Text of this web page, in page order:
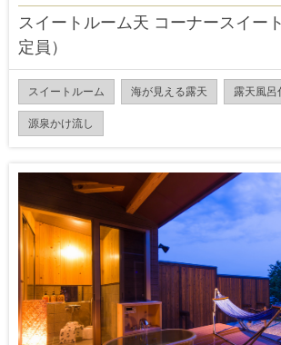
スイートルーム天 コーナースイー
定員）
スイートルーム 海が見える露天 露天風呂
源泉かけ流し